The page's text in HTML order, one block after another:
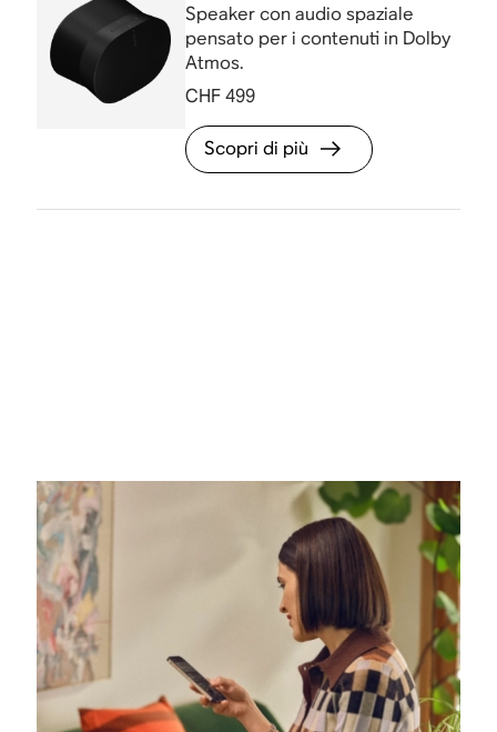
Speaker con audio spaziale
pensato per i contenuti in Dolby
Atmos.
CHF 499
Scopri di più